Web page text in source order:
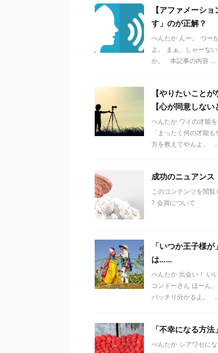
【アファメーシ
す」のが正解？
ぺんたか んー。 つー
よ。 まぁ、しゃーな
か。 本記事の内容 ...
【やりたいこと
【心が同意しな
ぺんたか ワイの才能
「まったく何の才能
方を教えてやんよ。
成功のニュアンス
このコンテンツを閲
? 会員について
「いつか王子様
は……
ぺんたか 出会い！ い
コンドーさん ほーん
バッチリ分かるよ。
「不幸になる方
ぺんたか シアワセに